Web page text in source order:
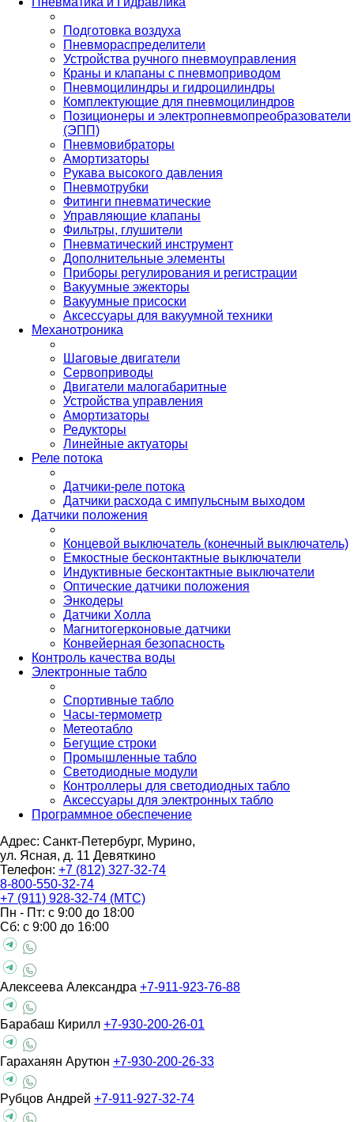
Подготовка воздуха
Пневмораспределители
Устройства ручного пневмоуправления
Краны и клапаны с пневмоприводом
Пневмоцилиндры и гидроцилиндры
Комплектующие для пневмоцилиндров
Позиционеры и электропневмопреобразователи
(ЭПП)
Пневмовибраторы
Амортизаторы
Рукава высокого давления
Пневмотрубки
Фитинги пневматические
Управляющие клапаны
Фильтры, глушители
Пневматический инструмент
Дополнительные элементы
Приборы регулирования и регистрации
Вакуумные эжекторы
Вакуумные присоски
Аксессуары для вакуумной техники
Механотроника
Шаговые двигатели
Сервоприводы
Двигатели малогабаритные
Устройства управления
Амортизаторы
Редукторы
Линейные актуаторы
Реле потока
Датчики-реле потока
Датчики расхода с импульсным выходом
Датчики положения
Концевой выключатель (конечный выключатель)
Емкостные бесконтактные выключатели
Индуктивные бесконтактные выключатели
Оптические датчики положения
Энкодеры
Датчики Холла
Магнитогерконовые датчики
Конвейерная безопасность
Контроль качества воды
Электронные табло
Спортивные табло
Часы-термометр
Метеотабло
Бегущие строки
Промышленные табло
Светодиодные модули
Контроллеры для светодиодных табло
Аксессуары для электронных табло
Программное обеспечение
Адрес: Санкт-Петербург, Мурино,
ул. Ясная, д. 11 Девяткино
Телефон: +7 (812) 327-32-74
8-800-550-32-74
+7 (911) 928-32-74 (МТС)
Пн - Пт: с 9:00 до 18:00
Сб: с 9:00 до 16:00
Алексеева Александра +7-911-923-76-88
Барабаш Кирилл +7-930-200-26-01
Гараханян Арутюн +7-930-200-26-33
Рубцов Андрей +7-911-927-32-74